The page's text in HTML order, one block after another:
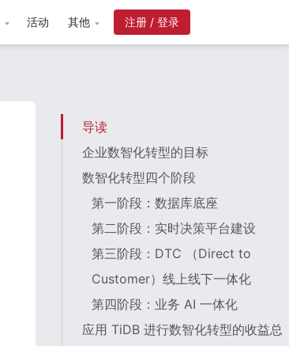
活动 其他
导读
企业数智化转型的目标
数智化转型四个阶段
第一阶段：数据库底座
第二阶段：实时决策平台建设
第三阶段：DTC （Direct to
Customer）线上线下一体化
第四阶段：业务 AI 一体化
应用 TiDB 进行数智化转型的收益总